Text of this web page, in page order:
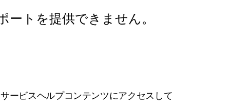
トを提供できません。
ービスヘルプコンテンツにアクセスして